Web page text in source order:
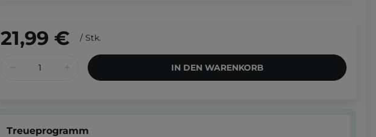
21,99 € / Stk.
IN DEN WARENKORB
Treueprogramm